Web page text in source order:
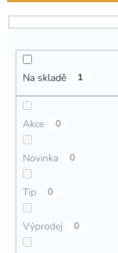
o
d
Na skladě 1
Akce 0
Novinka 0
Tip 0
Výprodej 0